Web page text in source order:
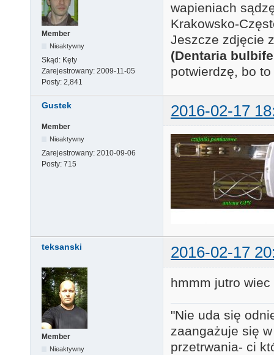
Member
Nieaktywny
Skąd: Kęty
Zarejestrowany: 2009-11-05
Posty: 2,841
wapieniach
Krakowsko-
Jeszcze zdjęcie
(Dentaria
potwierdzę, bo
Gustek 2016-02-17
Member
Nieaktywny
Zarejestrowany: 2010-09-06
Posty: 715
teksanski 2016-02-17
Member
Nieaktywny
hmmm jutro
"Nie uda się
zaangażuje się
przetrwania- ci